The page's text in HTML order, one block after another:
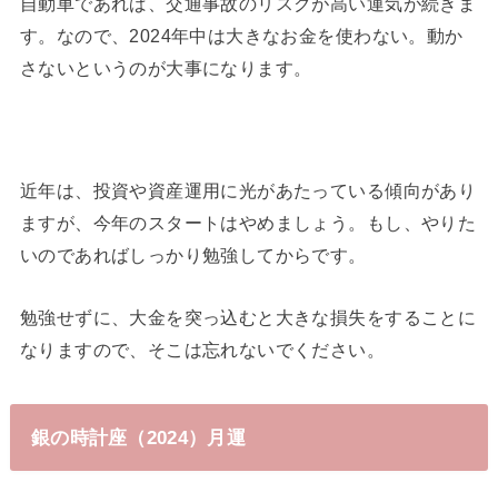
す。なので、2024年中は大きなお金を使わない。動か
さないというのが大事になります。
近年は、投資や資産運用に光があたっている傾向があり
ますが、今年のスタートはやめましょう。もし、やりた
いのであればしっかり勉強してからです。
勉強せずに、大金を突っ込むと大きな損失をすることに
なりますので、そこは忘れないでください。
銀の時計座（2024）月運